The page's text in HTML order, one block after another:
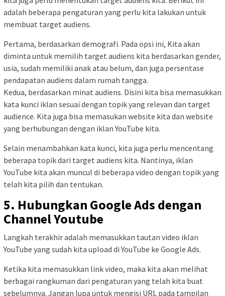
adalah beberapa pengaturan yang perlu kita lakukan untuk
membuat target audiens.
Pertama, berdasarkan demografi. Pada opsi ini, Kita akan
diminta untuk memilih target audiens kita berdasarkan gender,
usia, sudah memiliki anak atau belum, dan juga persentase
pendapatan audiens dalam rumah tangga.
Kedua, berdasarkan minat audiens. Disini kita bisa memasukkan
kata kunci iklan sesuai dengan topik yang relevan dan target
audience. Kita juga bisa memasukan website kita dan website
yang berhubungan dengan iklan YouTube kita.
Selain menambahkan kata kunci, kita juga perlu mencentang
beberapa topik dari target audiens kita. Nantinya, iklan
YouTube kita akan muncul di beberapa video dengan topik yang
telah kita pilih dan tentukan.
5. Hubungkan Google Ads dengan
Channel Youtube
Langkah terakhir adalah memasukkan tautan video iklan
YouTube yang sudah kita upload di YouTube ke Google Ads.
Ketika kita memasukkan link video, maka kita akan melihat
berbagai rangkuman dari pengaturan yang telah kita buat
sebelumnya. Jangan lupa untuk mengisi URL pada tampilan